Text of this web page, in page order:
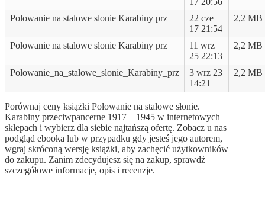
Polowanie na stalowe slonie Karabiny prz
22 cze
17 21:54
2,2 MB
Polowanie na stalowe slonie Karabiny prz
11 wrz
25 22:13
2,2 MB
Polowanie_na_stalowe_slonie_Karabiny_prz
3 wrz 23
14:21
2,2 MB
Porównaj ceny książki Polowanie na stalowe słonie.
Karabiny przeciwpancerne 1917 – 1945 w internetowych
sklepach i wybierz dla siebie najtańszą ofertę. Zobacz u nas
podgląd ebooka lub w przypadku gdy jesteś jego autorem,
wgraj skróconą wersję książki, aby zachęcić użytkowników
do zakupu. Zanim zdecydujesz się na zakup, sprawdź
szczegółowe informacje, opis i recenzje.